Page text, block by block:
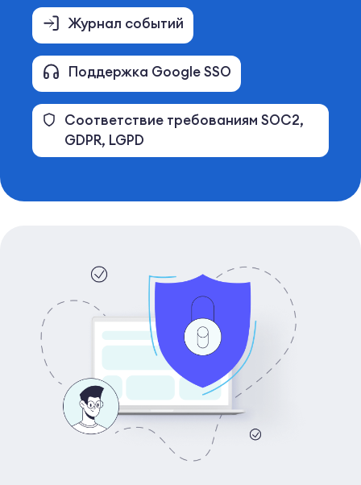
Журнал событий
Поддержка Google SSO
Соответствие требованиям SOC2,
GDPR, LGPD